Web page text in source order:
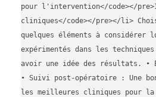
pour l'intervention</code></
cliniques</code></pre></li>
quelques éléments à
expérimentés dans les
avoir une idée des résultats. •
• Suivi post-opératoire : Une
les meilleures cliniques pour la